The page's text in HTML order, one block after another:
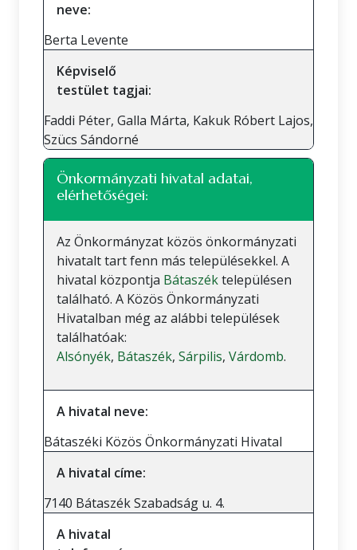
neve:
Berta Levente
Képviselő
testület tagjai:
Faddi Péter, Galla Márta, Kakuk Róbert Lajos,
Szücs Sándorné
Önkormányzati hivatal adatai,
elérhetőségei:
Az Önkormányzat közös önkormányzati
hivatalt tart fenn más településekkel. A
hivatal központja Bátaszéktelepülésen
található. A Közös Önkormányzati
Hivatalban még az alábbi települések
találhatóak:
Alsónyék, Bátaszék, Sárpilis, Várdomb.
A hivatal neve:
Bátaszéki Közös Önkormányzati Hivatal
A hivatal címe:
7140 Bátaszék Szabadság u. 4.
A hivatal